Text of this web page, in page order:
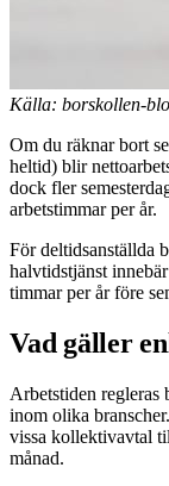
Källa: borskollen-
Om du räknar bort
heltid) blir
dock fler
arbetstimmar per år.
För deltidsanställda
halvtidstjänst
timmar per år före
Vad gäller
Arbetstiden regleras
inom olika
vissa kollektivavtal
månad.